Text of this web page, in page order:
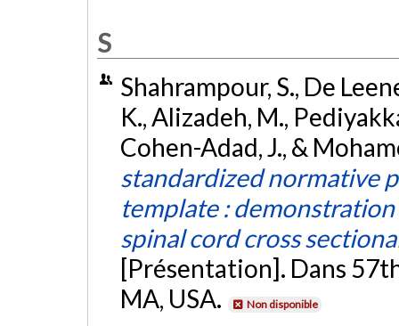
S
Shahrampour, S., De
K., Alizadeh, M.,
Cohen-Adad, J., &
standardized normative
template :
spinal cord cross
[Présentation]. Dans
MA, USA.
Non disponible